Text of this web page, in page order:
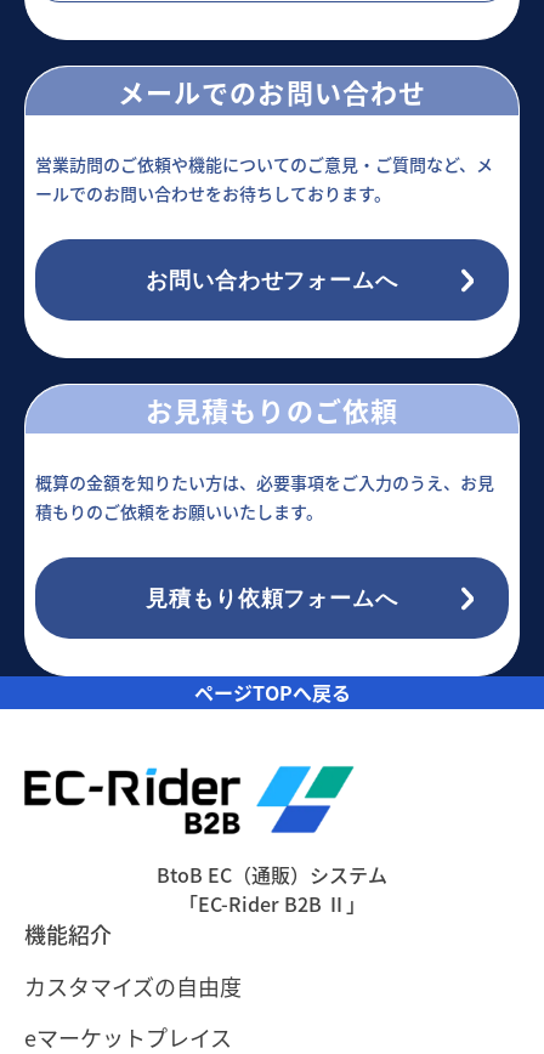
メールでのお問い合わせ
営業訪問のご依頼や機能についてのご意見・ご質問など、メ
ールでのお問い合わせをお待ちしております。
お問い合わせフォームへ
お見積もりのご依頼
概算の金額を知りたい方は、必要事項をご入力のうえ、お見
積もりのご依頼をお願いいたします。
見積もり依頼フォームへ
ページTOPへ戻る
BtoB EC（通販）システム
「EC-Rider B2B Ⅱ」
機能紹介
カスタマイズの自由度
eマーケットプレイス